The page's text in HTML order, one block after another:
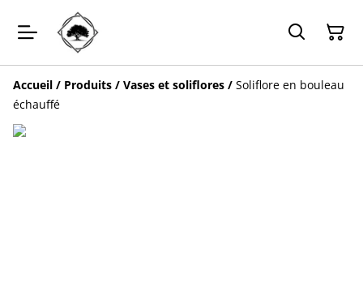
Accueil / Produits / Vases et soliflores / Soliflore en bouleau
échauffé